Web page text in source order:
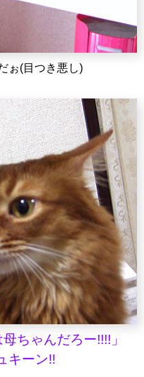
ぉ(目つき悪し)
ちゃんだろー!!!!」
キーン!!